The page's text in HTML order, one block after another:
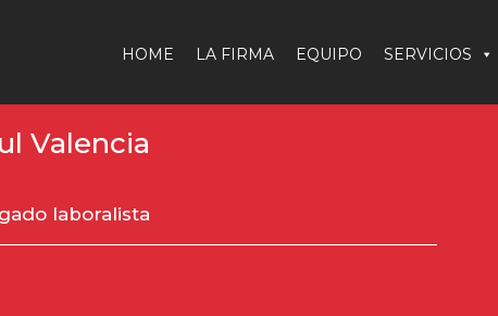
HOME LA FIRMA EQUIPO SERVICIOS
Valencia
laboralista